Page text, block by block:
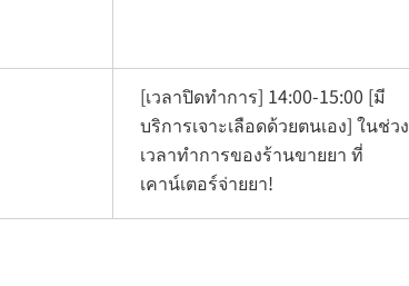
[เวลาปิดทำการ] 14:00-15:00 [มี
บริการเจาะเลือดด้วยตนเอง] ในช่วง
เวลาทำการของร้านขายยา ที่
เคาน์เตอร์จ่ายยา!